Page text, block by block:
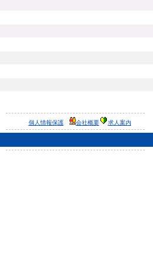
個人情報保護 会社概要 求人案内